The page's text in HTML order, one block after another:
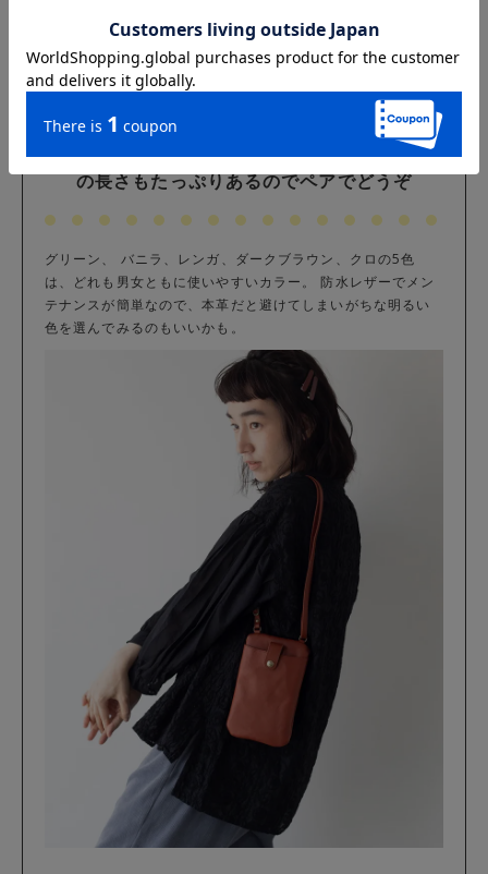
カラーバリエーションは5色。ショルダー
の長さもたっぷりあるのでペアでどうぞ
グリーン、 バニラ、レンガ、ダークブラウン、クロの5色
は、どれも男女ともに使いやすいカラー。 防水レザーでメン
テナンスが簡単なので、本革だと避けてしまいがちな明るい
色を選んでみるのもいいかも。